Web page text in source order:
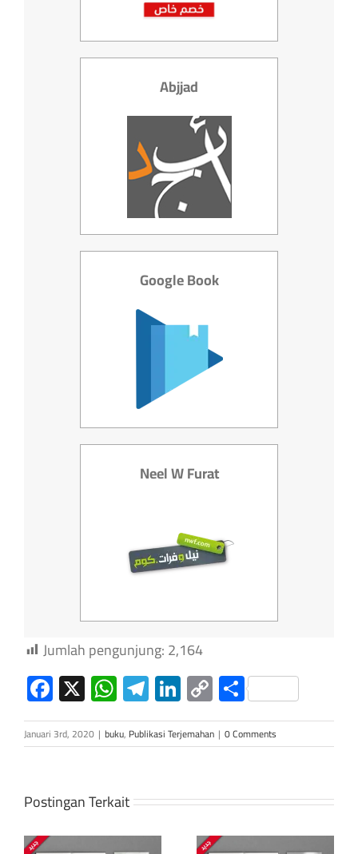
Abjjad
Google Book
Neel W Furat
Jumlah pengunjung:2,164
Facebook
X WhatsApp
Telegram
LinkedIn
Copy
Link
Share
Januari 3rd, 2020 | buku, Publikasi Terjemahan | 0 Comments
Postingan Terkait
Kaisar Telanjang: